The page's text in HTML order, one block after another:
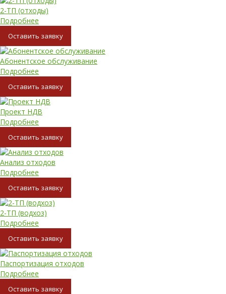
2-ТП (отходы)
Подробнее
Oставить заявку
Абонентское обслуживание
Подробнее
Oставить заявку
Проект НДВ
Подробнее
Oставить заявку
Анализ отходов
Подробнее
Oставить заявку
2-ТП (водхоз)
Подробнее
Oставить заявку
Паспортизация отходов
Подробнее
Oставить заявку